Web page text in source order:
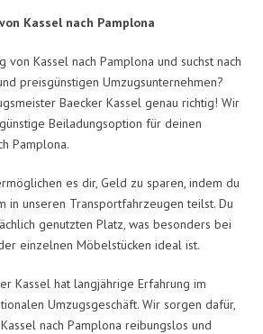
von Kassel nach Pamplona
von Kassel nach Pamplona und suchst nach
preisgünstigen Umzugsunternehmen?
Baecker Kassel genau richtig! Wir
Beiladungsoption für deinen
Pamplona.
es dir, Geld zu sparen, indem du
in unseren Transportfahrzeugen teilst. Du
genutzten Platz, was besonders bei
einzelnen Möbelstücken ideal ist.
Kassel hat langjährige Erfahrung im
Umzugsgeschäft. Wir sorgen dafür,
nach Pamplona reibungslos und